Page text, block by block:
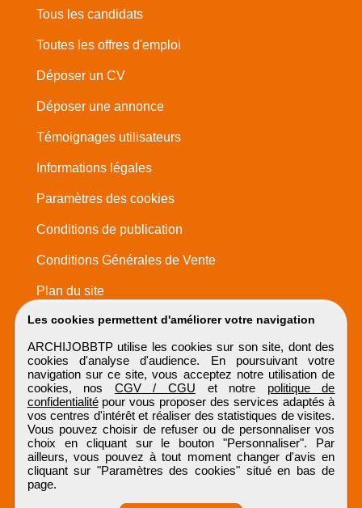
Les cookies permettent d'améliorer votre navigation
ARCHIJOBBTP utilise les cookies sur son site, dont des
cookies d'analyse d'audience. En poursuivant votre
navigation sur ce site, vous acceptez notre utilisation de
cookies, nos CGV / CGU et notre politique de
confidentialitépour vous proposer des services adaptés à
vos centres d'intérêt et réaliser des statistiques de visites.
Vous pouvez choisir de refuser ou de personnaliser vos
choix en cliquant sur le bouton "Personnaliser". Par
ailleurs, vous pouvez à tout moment changer d'avis en
cliquant sur "Paramètres des cookies" situé en bas de
page.
Tous les candidats
Toutes les offres d'emploi
Déposer un CV
Déposer une annonce
Témoignages utilisateurs
Informations légales
Paramètres des cookies
Conditions de publication
Conditions Générales de Vente
Plan du site